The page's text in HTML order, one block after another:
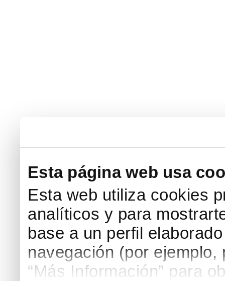
Esta página web usa
Esta web utiliza cookies
analíticos y para
base a un perfil
navegación (por
“Más Información” para